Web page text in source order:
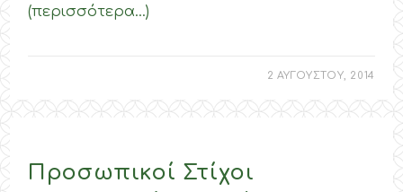
(περισσότερα…)
2 ΑΥΓΟΥΣΤΟΥ, 2014
Προσωπικοί Στίχοι